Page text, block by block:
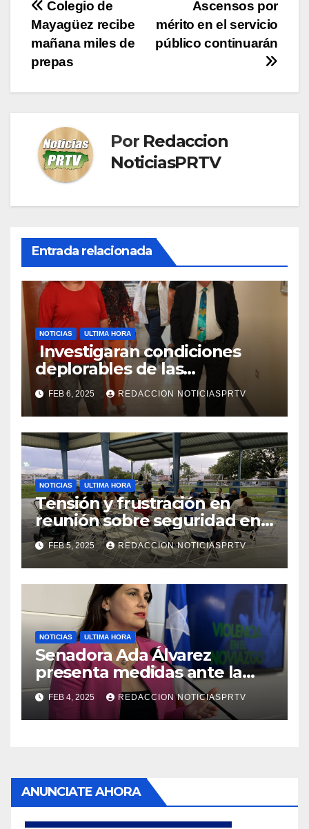
Navegación
de
entradas
Ascensos por
mérito en el servicio
público continuarán
Colegio de
Mayagüez recibe
mañana miles de
prepas
Por Redaccion
NoticiasPRTV
Entrada relacionada
NOTICIAS ULTIMA HORA
Investigaran condiciones
deplorables de las
facilidades el Departamento
de la Salud en Mayagüez
FEB 6, 2025 REDACCION NOTICIASPRTV
NOTICIAS ULTIMA HORA
Tensión y frustración en
reunión sobre seguridad en
Reparto Metropolitano
FEB 5, 2025 REDACCION NOTICIASPRTV
NOTICIAS ULTIMA HORA
Senadora Ada Álvarez
presenta medidas ante la
violencia en el noviazgo
FEB 4, 2025 REDACCION NOTICIASPRTV
ANUNCIATE AHORA